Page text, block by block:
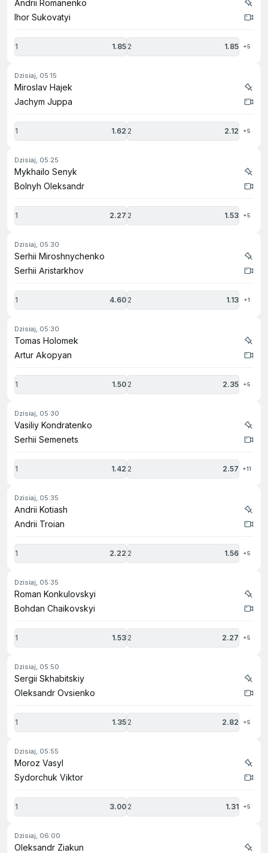
Andrii Romanenko
Ihor Sukovatyi
1 1.85 2 1.85 +5
dzisiaj, 05:15
Miroslav Hajek
Jachym Juppa
1 1.62 2 2.12 +5
dzisiaj, 05:25
Mykhailo Senyk
Bolnyh Oleksandr
1 2.27 2 1.53 +5
dzisiaj, 05:30
Serhii Miroshnychenko
Serhii Aristarkhov
1 4.60 2 1.13 +1
dzisiaj, 05:30
Tomas Holomek
Artur Akopyan
1 1.50 2 2.35 +5
dzisiaj, 05:30
Vasiliy Kondratenko
Serhii Semenets
1 1.42 2 2.57 +11
dzisiaj, 05:35
Andrii Kotiash
Andrii Troian
1 2.22 2 1.56 +5
dzisiaj, 05:35
Roman Konkulovskyi
Bohdan Chaikovskyi
1 1.53 2 2.27 +5
dzisiaj, 05:50
Sergii Skhabitskiy
Oleksandr Ovsienko
1 1.35 2 2.82 +5
dzisiaj, 05:55
Moroz Vasyl
Sydorchuk Viktor
1 3.00 2 1.31 +5
dzisiaj, 06:00
Oleksandr Ziakun